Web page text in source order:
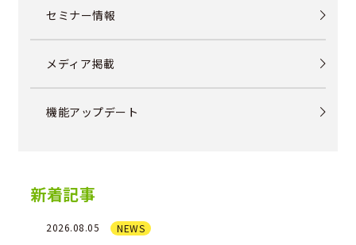
セミナー情報
メディア掲載
機能アップデート
新着記事
2026.08.05 NEWS